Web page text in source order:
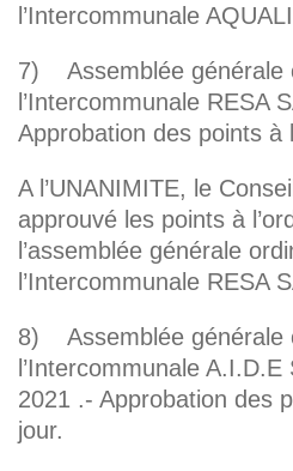
l’Intercommunale
7) Assemblée générale
l’Intercommunale RESA
Approbation des points à
A l’UNANIMITE, le
approuvé les points à
l’assemblée générale
l’Intercommunale RESA
8) Assemblée générale
l’Intercommunale
2021 .- Approbation des
jour.